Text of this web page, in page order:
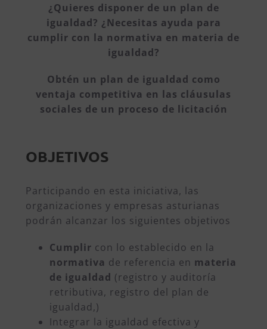
¿Quieres disponer de un plan de
igualdad? ¿Necesitas ayuda para
cumplir con la normativa en materia de
igualdad?
Obtén un plan de igualdad como
ventaja competitiva en las cláusulas
sociales de un proceso de licitación
OBJETIVOS
Participando en esta iniciativa, las
organizaciones y empresas asturianas
podrán alcanzar los siguientes objetivos
Cumplir con lo establecido en la
normativa de referencia en materia
de igualdad (registro y auditoría
retributiva, registro del plan de
igualdad,)
Integrar la igualdad efectiva y